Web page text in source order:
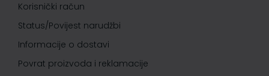
Korisnički račun
Status/Povijest narudžbi
Informacije o dostavi
Povrat proizvoda i reklamacije